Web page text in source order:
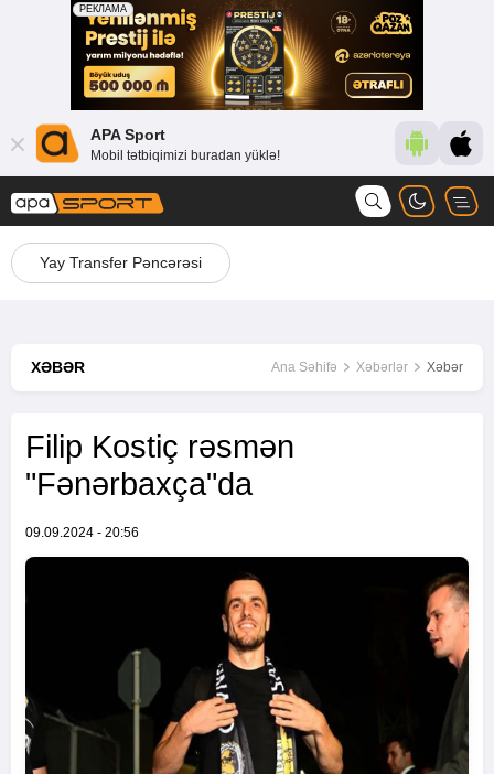
APA Sport
Mobil tətbiqimizi buradan yüklə!
Yay Transfer Pəncərəsi
XƏBƏR Ana Səhifə Xəbərlər Xəbər
Filip Kostiç rəsmən
"Fənərbaxça"da
09.09.2024 - 20:56